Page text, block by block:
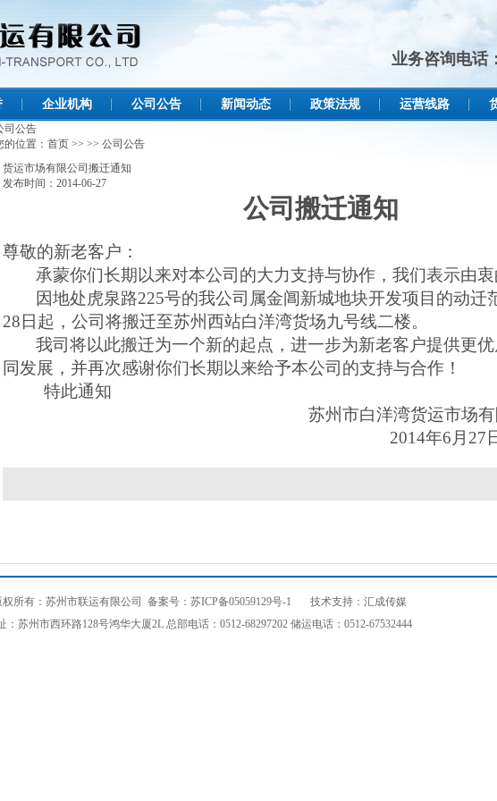
业务咨询电话：
企业机构 公司公告 新闻动态 政策法规 运营线路
司公告
的位置： 首页>> >> 公司公告
货运市场有限公司搬迁通知
发布时间：2014-06-27
公司搬迁通知
尊敬的新老客户：
承蒙你们长期以来对本公司的大力支持与协作，我们表示由
因地处虎泉路225号的我公司属金阊新城地块开发项目的动迁
28 日起，公司将搬迁至苏州西站白洋湾货场九号线二楼。
我司将以此搬迁为一个新的起点，进一步为新老客户提供更
同发展，并再次感谢你们长期以来给予本公司的支持与合作！
特此通知
苏州市白洋湾货运市场有
2014年6 月 27
权所有：苏州市联运有限公司 备案号：苏ICP备05059129号-1 技术支持： 汇成传媒
：苏州市西环路128号鸿华大厦2L 总部电话：0512-68297202 储运电话：0512-67532444